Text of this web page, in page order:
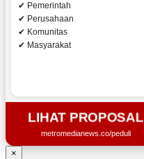
✔ Pemerintah
✔ Perusahaan
✔ Komunitas
✔ Masyarakat
LIHAT PROPOSAL
metromedianews.co/peduli
×